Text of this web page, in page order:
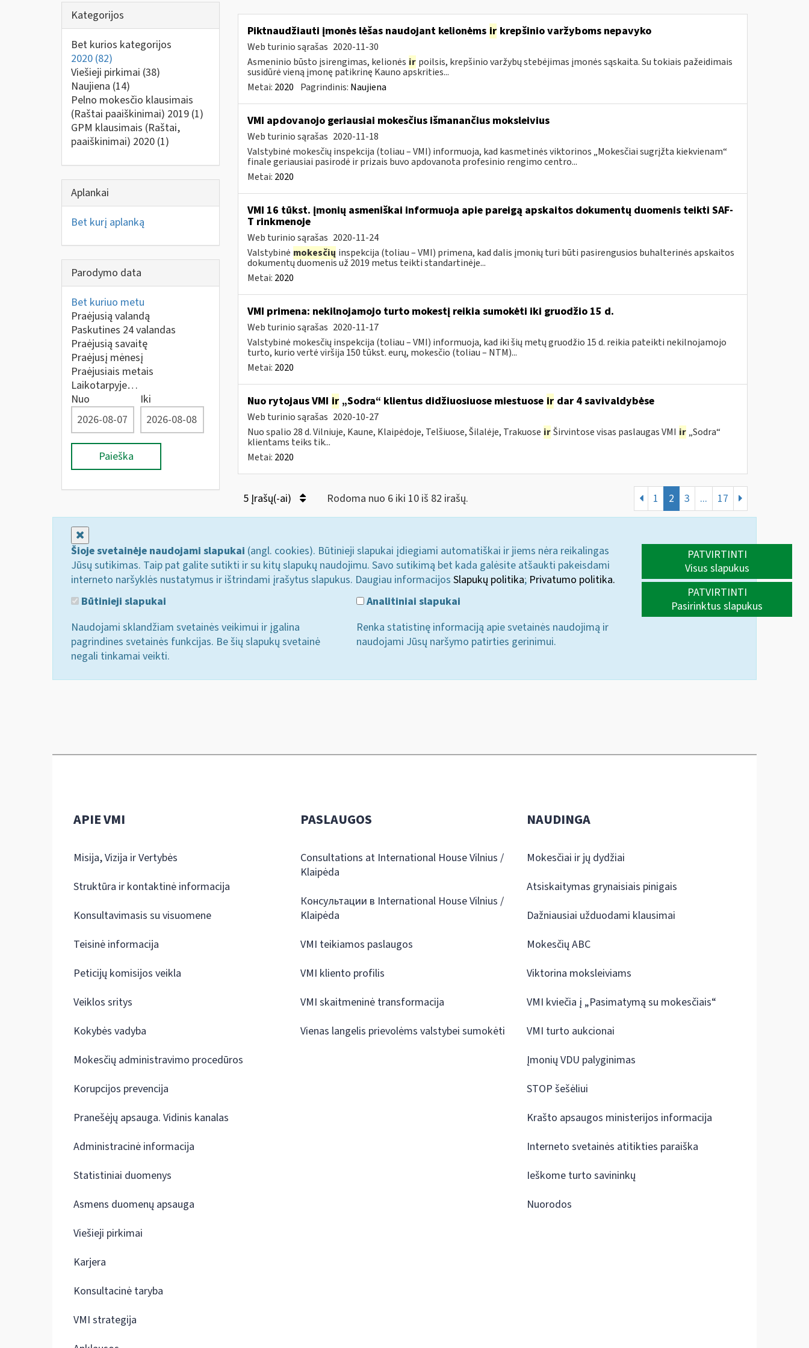
Kategorijos
Bet kurios kategorijos
2020 (82)
Viešieji pirkimai (38)
Naujiena (14)
Pelno mokesčio klausimais
(Raštai paaiškinimai) 2019 (1)
GPM klausimais (Raštai,
paaiškinimai) 2020 (1)
Aplankai
Bet kurį aplanką
Parodymo data
Bet kuriuo metu
Praėjusią valandą
Paskutines 24 valandas
Praėjusią savaitę
Praėjusį mėnesį
Praėjusiais metais
Laikotarpyje…
Nuo
Iki
Paieška
Piktnaudžiauti įmonės lėšas naudojant kelionėms irkrepšinio varžyboms nepavyko
Web turinio sąrašas 2020-11-30
Asmeninio būsto įsirengimas, kelionės ir poilsis, krepšinio varžybų stebėjimas įmonės sąskaita. Su tokiais pažeidimais
susidūrė vieną įmonę patikrinę Kauno apskrities...
Metai: 2020 Pagrindinis: Naujiena
VMI apdovanojo geriausiai mokesčius išmanančius moksleivius
Web turinio sąrašas 2020-11-18
Valstybinė mokesčių inspekcija (toliau – VMI) informuoja, kad kasmetinės viktorinos „Mokesčiai sugrįžta kiekvienam“
finale geriausiai pasirodė ir prizais buvo apdovanota profesinio rengimo centro...
Metai: 2020
VMI 16 tūkst. įmonių asmeniškai informuoja apie pareigą apskaitos dokumentų duomenis teikti SAF-
T rinkmenoje
Web turinio sąrašas 2020-11-24
Valstybinė mokesčių inspekcija (toliau – VMI) primena, kad dalis įmonių turi būti pasirengusios buhalterinės apskaitos
dokumentų duomenis už 2019 metus teikti standartinėje...
Metai: 2020
VMI primena: nekilnojamojo turto mokestį reikia sumokėti iki gruodžio 15 d.
Web turinio sąrašas 2020-11-17
Valstybinė mokesčių inspekcija (toliau – VMI) informuoja, kad iki šių metų gruodžio 15 d. reikia pateikti nekilnojamojo
turto, kurio vertė viršija 150 tūkst. eurų, mokesčio (toliau – NTM)...
Metai: 2020
Nuo rytojaus VMI ir„Sodra“ klientus didžiuosiuose miestuose irdar 4 savivaldybėse
Web turinio sąrašas 2020-10-27
Nuo spalio 28 d. Vilniuje, Kaune, Klaipėdoje, Telšiuose, Šilalėje, Trakuose ir Širvintose visas paslaugas VMI ir „Sodra“
klientams teiks tik...
Metai: 2020
5 Įrašų(-ai) Rodoma nuo 6 iki 10 iš 82 irašų. 1 2 3 ... 17
Šioje svetainėje naudojami slapukai (angl. cookies). Būtinieji slapukai įdiegiami automatiškai ir jiems nėra reikalingas
Jūsų sutikimas. Taip pat galite sutikti ir su kitų slapukų naudojimu. Savo sutikimą bet kada galėsite atšaukti pakeisdami
interneto naršyklės nustatymus ir ištrindami įrašytus slapukus. Daugiau informacijos Slapukų politika; Privatumo politika.
Būtinieji slapukai
Naudojami sklandžiam svetainės veikimui ir įgalina
pagrindines svetainės funkcijas. Be šių slapukų svetainė
negali tinkamai veikti.
Analitiniai slapukai
Renka statistinę informaciją apie svetainės naudojimą ir
naudojami Jūsų naršymo patirties gerinimui.
PATVIRTINTI
Visus slapukus
PATVIRTINTI
Pasirinktus slapukus
APIE VMI
Misija, Vizija ir Vertybės
Struktūra ir kontaktinė informacija
Konsultavimasis su visuomene
Teisinė informacija
Peticijų komisijos veikla
Veiklos sritys
Kokybės vadyba
Mokesčių administravimo procedūros
Korupcijos prevencija
Pranešėjų apsauga. Vidinis kanalas
Administracinė informacija
Statistiniai duomenys
Asmens duomenų apsauga
Viešieji pirkimai
Karjera
Konsultacinė taryba
VMI strategija
PASLAUGOS
Consultations at International House Vilnius /
Klaipėda
Консультации в International House Vilnius /
Klaipėda
VMI teikiamos paslaugos
VMI kliento profilis
VMI skaitmeninė transformacija
Vienas langelis prievolėms valstybei sumokėti
NAUDINGA
Mokesčiai ir jų dydžiai
Atsiskaitymas grynaisiais pinigais
Dažniausiai užduodami klausimai
Mokesčių ABC
Viktorina moksleiviams
VMI kviečia į „Pasimatymą su mokesčiais“
VMI turto aukcionai
Įmonių VDU palyginimas
STOP šešėliui
Krašto apsaugos ministerijos informacija
Interneto svetainės atitikties paraiška
Ieškome turto savininkų
Nuorodos